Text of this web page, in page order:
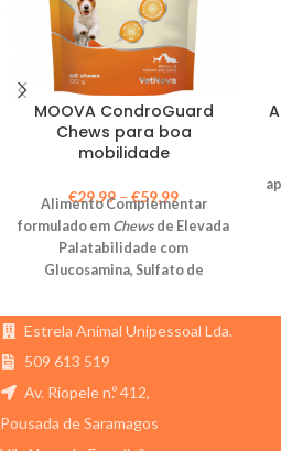
MOOVA CondroGuard
Chews para boa
mobilidade
€29,99 – €59,99
Alimento Complementar
formulado em Chewsde Elevada
Palatabilidade com
Glucosamina, Sulfato de
Antioxidantes. Indicado para
Ajudar a Manter uma Ótima
Mobilidade e Qualidade de
Estrela Animal Unipessoal Lda.
509 613 519
Av. Riopele n.º 412,
Pousada de Saramagos